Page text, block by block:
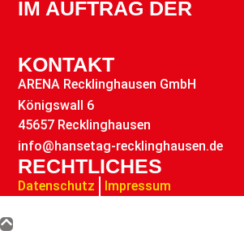
IM AUFTRAG DER
KONTAKT
ARENA Recklinghausen GmbH
Königswall 6
45657 Recklinghausen
info@hansetag-recklinghausen.de
RECHTLICHES
Datenschutz Impressum